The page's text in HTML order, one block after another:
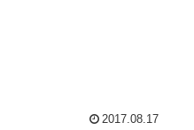
2017.08.17